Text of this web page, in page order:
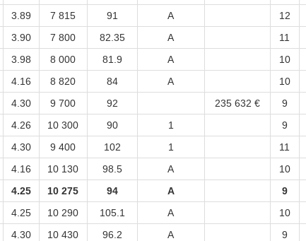
3.89 7 815 91 A 12
3.90 7 800 82.35 A 11
3.98 8 000 81.9 A 10
4.16 8 820 84 A 10
4.30 9 700 92 235 632 €
9
4.26 10 300 90 1 9
4.30 9 400 102 1 11
4.16 10 130 98.5 A
10
4.25 10 275 94 A
9
4.25 10 290 105.1 A 10
4.30 10 430 96.2 A 9